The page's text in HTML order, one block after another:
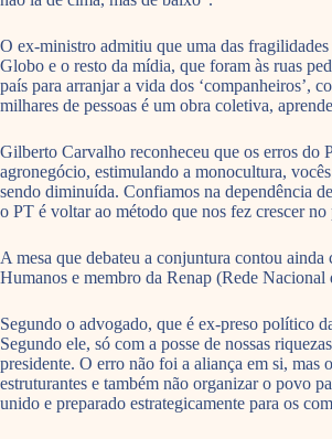
O ex-ministro admitiu que uma das
Globo e o resto da mídia, que foram às ruas
país para arranjar a vida dos ‘companheiros’,
milhares de pessoas é um obra coletiva,
Gilberto Carvalho reconheceu que os erros do
agronegócio, estimulando a monocultura,
sendo diminuída. Confiamos na dependência
o PT é voltar ao método que nos fez crescer
A mesa que debateu a conjuntura contou
Humanos e membro da Renap (Rede
Segundo o advogado, que é ex-preso político
Segundo ele, só com a posse de nossas
presidente. O erro não foi a aliança em si, mas
estruturantes e também não organizar o povo
unido e preparado estrategicamente para os